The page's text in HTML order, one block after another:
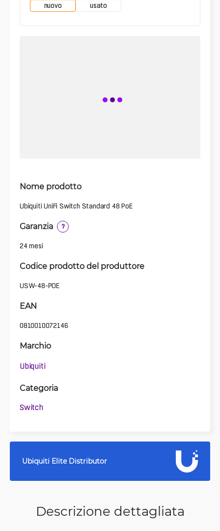
nuovo usato
Nome prodotto
Ubiquiti UniFi Switch Standard 48 PoE
Garanzia ?
24 mesi
Codice prodotto del produttore
USW-48-POE
EAN
0810010072146
Marchio
Ubiquiti
Categoria
Switch
Ubiquiti Elite Distributor
Descrizione dettagliata